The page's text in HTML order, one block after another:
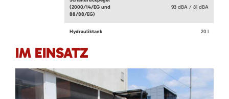
(2000/14/EG und
88/88/EG)
93 dBA / 81 dBA
Hydrauliktank 20 l
IM EINSATZ